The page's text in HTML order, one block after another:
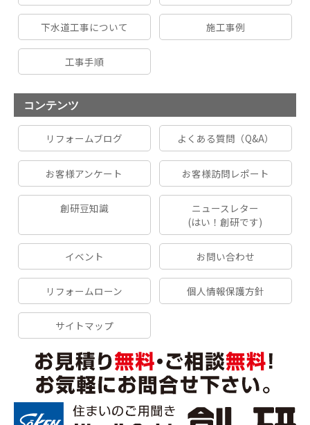
下水道工事について 施工事例
工事手順
コンテンツ
リフォームブログ よくある質問（Q&A）
お客様アンケート お客様訪問レポート
創研豆知識
ニュースレター
(はい！創研です)
イベント お問い合わせ
リフォームローン 個人情報保護方針
サイトマップ